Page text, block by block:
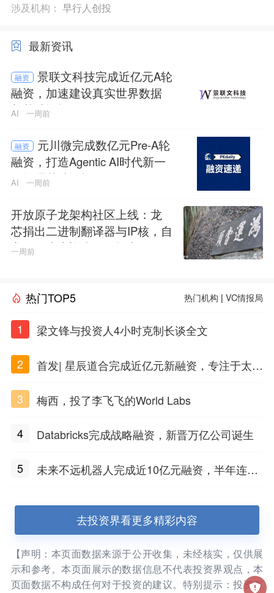
涉及机构： 早行人创投
最新资讯
融资
景联文科技完成近亿元A轮
融资，加速建设真实世界数据
与基础设施
AI 一周前
融资
元川微完成数亿元Pre-A轮
融资，打造Agentic AI时代新一
代推理基础设施
AI 一周前
开放原子龙架构社区上线：龙
芯捐出二进制翻译器与IP核，自
主CPU生态迎来开源拐点
一周前
热门TOP5 热门机构 |VC情报局
1 梁文锋与投资人4小时克制长谈全文
2
首发| 星辰道合完成近亿元新融资，专注于太空
3
梅西，投了李飞飞的World Labs
4 Databricks完成战略融资，新晋万亿公司诞生
5
未来不远机器人完成近10亿元融资，半年连获
去投资界看更多精彩内容
【声明：本页面数据来源于公开收集，未经核实，仅供展
示和参考。本页面展示的数据信息不代表投资界观点，本
页面数据不构成任何对于投资的建议。特别提示：投资有